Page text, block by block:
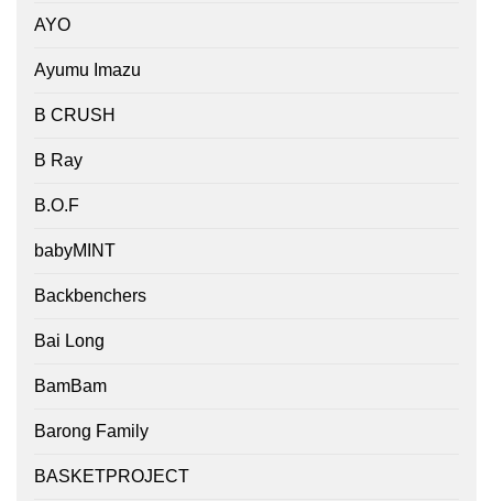
AYO
Ayumu Imazu
B CRUSH
B Ray
B.O.F
babyMINT
Backbenchers
Bai Long
BamBam
Barong Family
BASKETPROJECT